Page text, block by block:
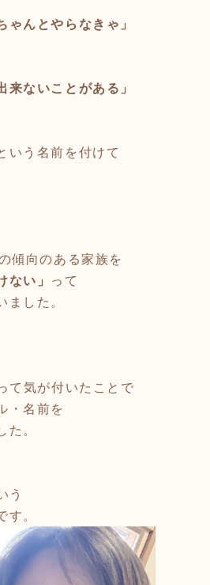
ゃんとやらなきゃ」
来ないことがある」
いう名前を付けて
傾向のある家族を
ない」 って
ました。
て気が付いたことで
・名前を
た。
う
す。